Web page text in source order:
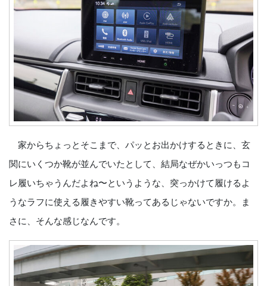
家からちょっとそこまで、パッとお出かけするときに、玄
関にいくつか靴が並んでいたとして、結局なぜかいっつもコ
レ履いちゃうんだよね〜というような、突っかけて履けるよ
うなラフに使える履きやすい靴ってあるじゃないですか。ま
さに、そんな感じなんです。